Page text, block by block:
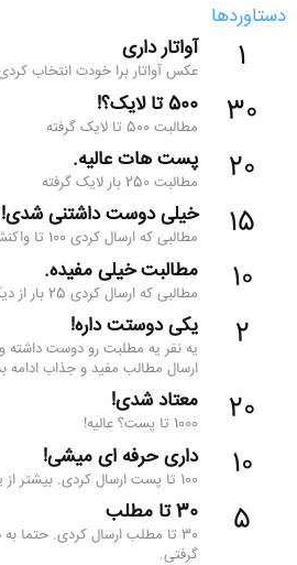
دستاوردها
1 آواتار داری
عکس آواتار برا خودت انتخاب
30 500 تا لایک؟!
مطالبت 500 تا لایک گرفته
20 پست هات عالیه.
مطالبت 250 بار لایک گرفته
15 خیلی دوست داشتنی شدی!
مطالبی که ارسال کردی 100 تا واکنش مثبت از بقیه گرفته.
10 مطالبت خیلی مفیده.
مطالبی که ارسال کردی 25 بار از دیگران لایک گرفته.
2 یکی دوستت داره!
یه نفر یه مطلبت رو دوست داشته
ارسال مطالب مفید و جذاب ادامه
20 معتاد شدی!
1000 تا پست؟ عالیه!
10 داری حرفه ای میشی!
100 تا پست ارسال کردی. بیشتر از یه روز طول کشید، نه؟
5 30 تا مطلب
گرفتی.